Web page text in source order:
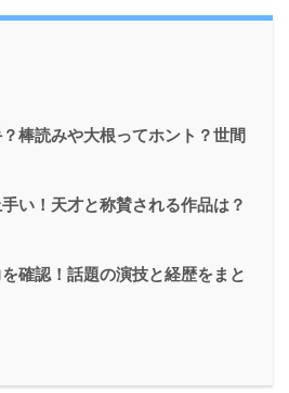
棒読みや大根ってホント？世間
い！天才と称賛される作品は？
確認！話題の演技と経歴をまと